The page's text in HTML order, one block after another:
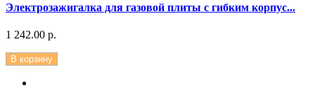
Электрозажигалка для газовой плиты с гибким корпус...
1 242.00 р.
В корзину